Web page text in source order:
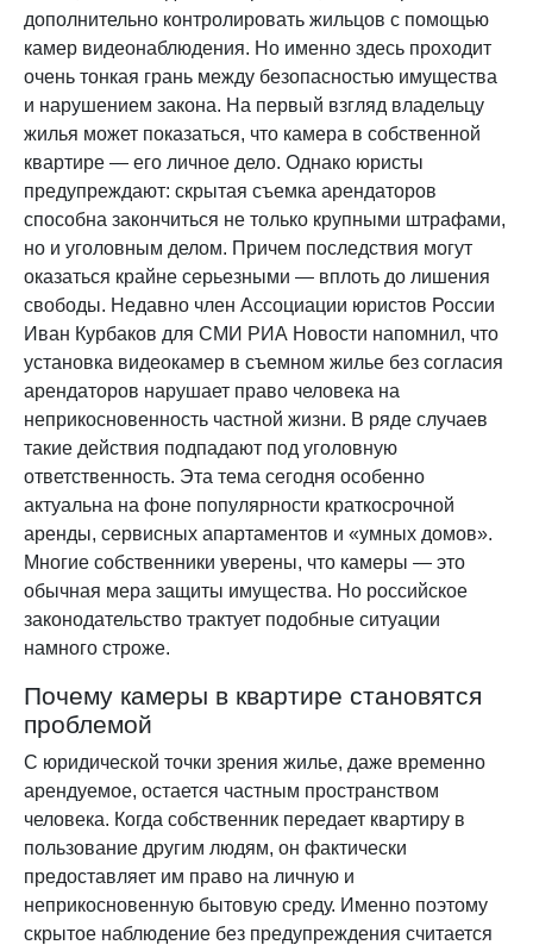
дополнительно контролировать жильцов с помощью
камер видеонаблюдения. Но именно здесь проходит
очень тонкая грань между безопасностью имущества
и нарушением закона. На первый взгляд владельцу
жилья может показаться, что камера в собственной
квартире — его личное дело. Однако юристы
предупреждают: скрытая съемка арендаторов
способна закончиться не только крупными штрафами,
но и уголовным делом. Причем последствия могут
оказаться крайне серьезными — вплоть до лишения
свободы. Недавно член Ассоциации юристов России
Иван Курбаков для СМИ РИА Новости напомнил, что
установка видеокамер в съемном жилье без согласия
арендаторов нарушает право человека на
неприкосновенность частной жизни. В ряде случаев
такие действия подпадают под уголовную
ответственность. Эта тема сегодня особенно
актуальна на фоне популярности краткосрочной
аренды, сервисных апартаментов и «умных домов».
Многие собственники уверены, что камеры — это
обычная мера защиты имущества. Но российское
законодательство трактует подобные ситуации
намного строже.
Почему камеры в квартире становятся
проблемой
С юридической точки зрения жилье, даже временно
арендуемое, остается частным пространством
человека. Когда собственник передает квартиру в
пользование другим людям, он фактически
предоставляет им право на личную и
неприкосновенную бытовую среду. Именно поэтому
скрытое наблюдение без предупреждения считается